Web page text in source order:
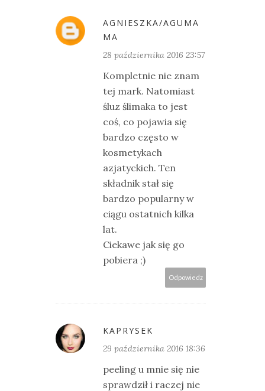
AGNIESZKA/AGUMA
MA
28 października 2016 23:57
Kompletnie nie znam
tej mark. Natomiast
śluz ślimaka to jest
coś, co pojawia się
bardzo często w
kosmetykach
azjatyckich. Ten
składnik stał się
bardzo popularny w
ciągu ostatnich kilka
lat.
Ciekawe jak się go
pobiera ;)
Odpowiedz
KAPRYSEK
29 października 2016 18:36
peeling u mnie się nie
sprawdził i raczej nie